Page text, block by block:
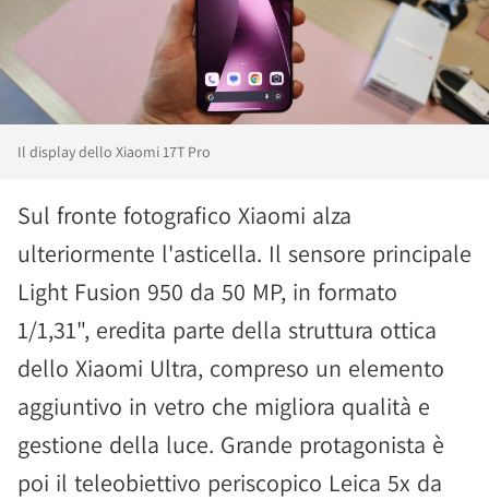
Il display dello Xiaomi 17T Pro
Sul fronte fotografico Xiaomi alza
ulteriormente l'asticella. Il sensore principale
Light Fusion 950 da 50 MP, in formato
1/1,31", eredita parte della struttura ottica
dello Xiaomi Ultra, compreso un elemento
aggiuntivo in vetro che migliora qualità e
gestione della luce. Grande protagonista è
poi il teleobiettivo periscopico Leica 5x da